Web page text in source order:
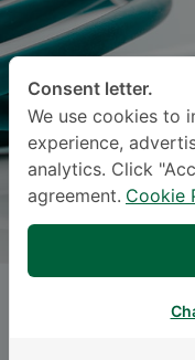
Consent letter.
We use cookies to
experience,
analytics. Click
agreement. Cookie